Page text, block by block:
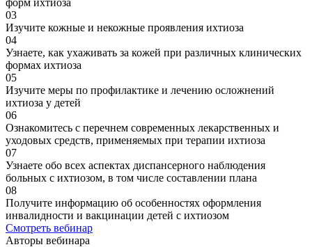
03
Изучите кожные и некожные проявления ихтиоза
04
Узнаете, как ухаживать за кожей при различных клинических
формах ихтиоза
05
Изучите меры по профилактике и лечению осложнений
ихтиоза у детей
06
Ознакомитесь с перечнем современных лекарственных и
уходовых средств, применяемых при терапии ихтиоза
07
Узнаете обо всех аспектах диспансерного наблюдения
больных с ихтиозом, в том числе составлении плана
08
Получите информацию об особенностях оформления
инвалидности и вакцинации детей с ихтиозом
Смотреть вебинар
Авторы вебинара